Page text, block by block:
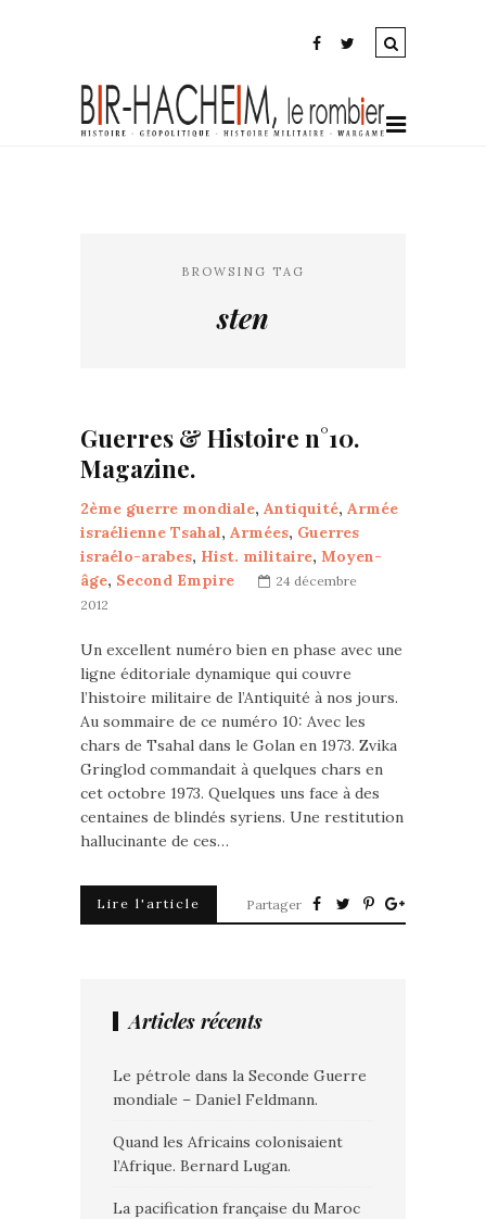
BROWSING TAG
sten
Guerres & Histoire n°10.
Magazine.
2ème guerre mondiale, Antiquité, Armée
israélienne Tsahal, Armées, Guerres
israélo-arabes, Hist. militaire, Moyen-
âge, Second Empire
24 décembre
2012
Un excellent numéro bien en phase avec une
ligne éditoriale dynamique qui couvre
l’histoire militaire de l’Antiquité à nos jours.
Au sommaire de ce numéro 10: Avec les
chars de Tsahal dans le Golan en 1973. Zvika
Gringlod commandait à quelques chars en
cet octobre 1973. Quelques uns face à des
centaines de blindés syriens. Une restitution
hallucinante de ces…
Lire l'article Partager
Articles récents
Le pétrole dans la Seconde Guerre
mondiale – Daniel Feldmann.
Quand les Africains colonisaient
l’Afrique. Bernard Lugan.
La pacification française du Maroc